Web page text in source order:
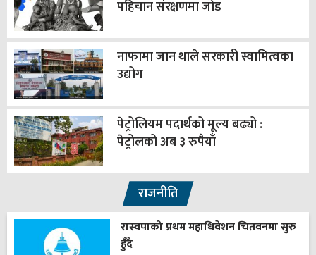
पहिचान संरक्षणमा जोड
नाफामा जान थाले सरकारी स्वामित्वका
उद्योग
पेट्रोलियम पदार्थको मूल्य बढ्यो :
पेट्रोलको अब ३ रुपैयाँ
राजनीति
रास्वपाको प्रथम महाधिवेशन चितवनमा सुरु
हुँदै